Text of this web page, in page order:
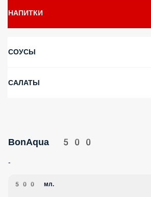
НАПИТКИ
СОУСЫ
САЛАТЫ
BonAqua 500
500 мл.